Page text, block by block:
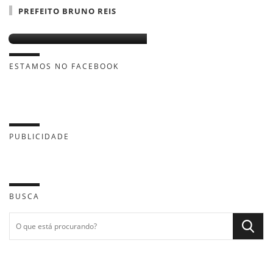
PREFEITO BRUNO REIS
ESTAMOS NO FACEBOOK
PUBLICIDADE
BUSCA